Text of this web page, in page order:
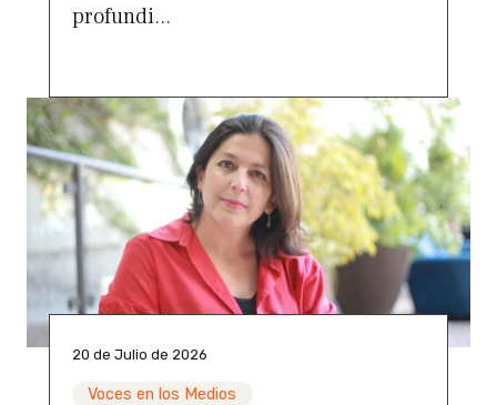
profundi...
20 de Julio de 2026
Voces en los Medios